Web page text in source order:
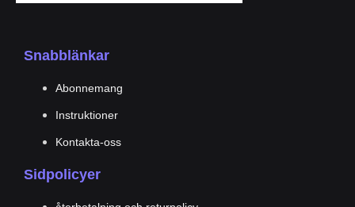
Snabblänkar
Abonnemang
Instruktioner
Kontakta-oss
Sidpolicyer